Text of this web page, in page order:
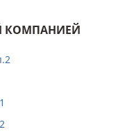
КОМПАНИЕЙ